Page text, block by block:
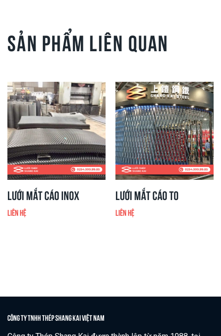
SẢN PHẨM LIÊN QUAN
Lưới mắt cáo inox
Liên hệ
Lưới mắt cáo to
Liên hệ
CÔNG TY TNHH THÉP SHANG KAI VIỆT NAM